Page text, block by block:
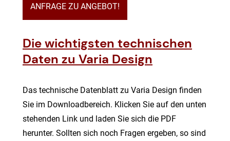
ANFRAGE ZU ANGEBOT!
Die wichtigsten technischen
Daten zu Varia Design
Das technische Datenblatt zu Varia Design finden
Sie im Downloadbereich. Klicken Sie auf den unten
stehenden Link und laden Sie sich die PDF
herunter. Sollten sich noch Fragen ergeben, so sind